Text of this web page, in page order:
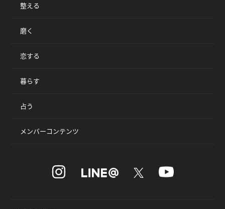
整える
磨く
恋する
暮らす
占う
メンバーコンテンツ